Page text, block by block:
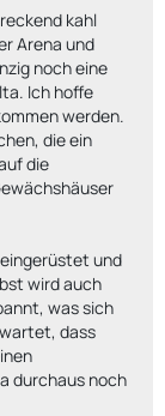
kahl
Arena und
noch eine
Ich hoffe
werden.
die ein
die
und
wird auch
was sich
dass
durchaus noch